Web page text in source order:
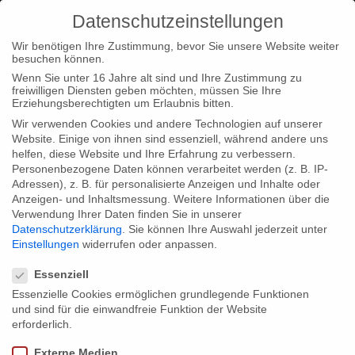
Home Typ|News
„A Letter to Nelson Mandela“ demnächst
auf Arte
„A Letter to Nelson Mandela“
demnächst auf Arte
Wie interpretieren große Politiker, Menschenrechtler, Künstler
und Schriftsteller Nelson Mandelas Botschaft von Freiheit,
Datenschutzeinstellungen
Wir benötigen Ihre Zustimmung, bevor Sie unsere Website weiter
besuchen können.
Wenn Sie unter 16 Jahre alt sind und Ihre Zustimmung zu
freiwilligen Diensten geben möchten, müssen Sie Ihre
Erziehungsberechtigten um Erlaubnis bitten.
Wir verwenden Cookies und andere Technologien auf unserer
Website. Einige von ihnen sind essenziell, während andere uns
helfen, diese Website und Ihre Erfahrung zu verbessern.
Personenbezogene Daten können verarbeitet werden (z. B. IP-
Adressen), z. B. für personalisierte Anzeigen und Inhalte oder
Anzeigen- und Inhaltsmessung. Weitere Informationen über die
Verwendung Ihrer Daten finden Sie in unserer
Datenschutzerklärung
Sie können Ihre Auswahl jederzeit unter
Einstellungen widerrufen oder anpassen.
Essenziell
Essenzielle Cookies ermöglichen grundlegende Funktionen
und sind für die einwandfreie Funktion der Website
erforderlich.